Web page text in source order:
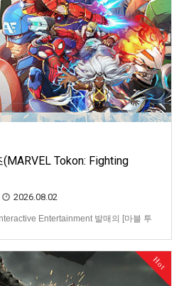
Tokon: Fighting
2026.08.02
Entertainment 발매의 [마블 투
Hot